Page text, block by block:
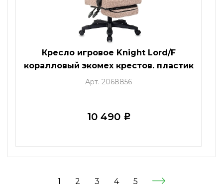
Кресло игровое Knight Lord/F
коралловый экомех крестов. пластик
подст.для ног
Арт. 2068856
10 490 i
1 2 3 4 5